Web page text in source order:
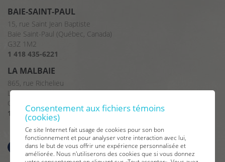
BAIE-SAINT-PAUL
15, rue Saint Jean Baptiste
Baie Saint-Paul (Québec, Canada)
G3Z 1M2
1 418 435-6221
LA MALBAIE
865, rue Richelieu
La Malbaie (Québec, Canada)
G5A 2X8
1 418 665-2375
Consentement aux fichiers témoins
(cookies)
Ce site Internet fait usage de cookies pour son bon
fonctionnement et pour analyser votre interaction avec lui,
dans le but de vous offrir une expérience personnalisée et
améliorée. Nous n'utiliserons des cookies que si vous donnez